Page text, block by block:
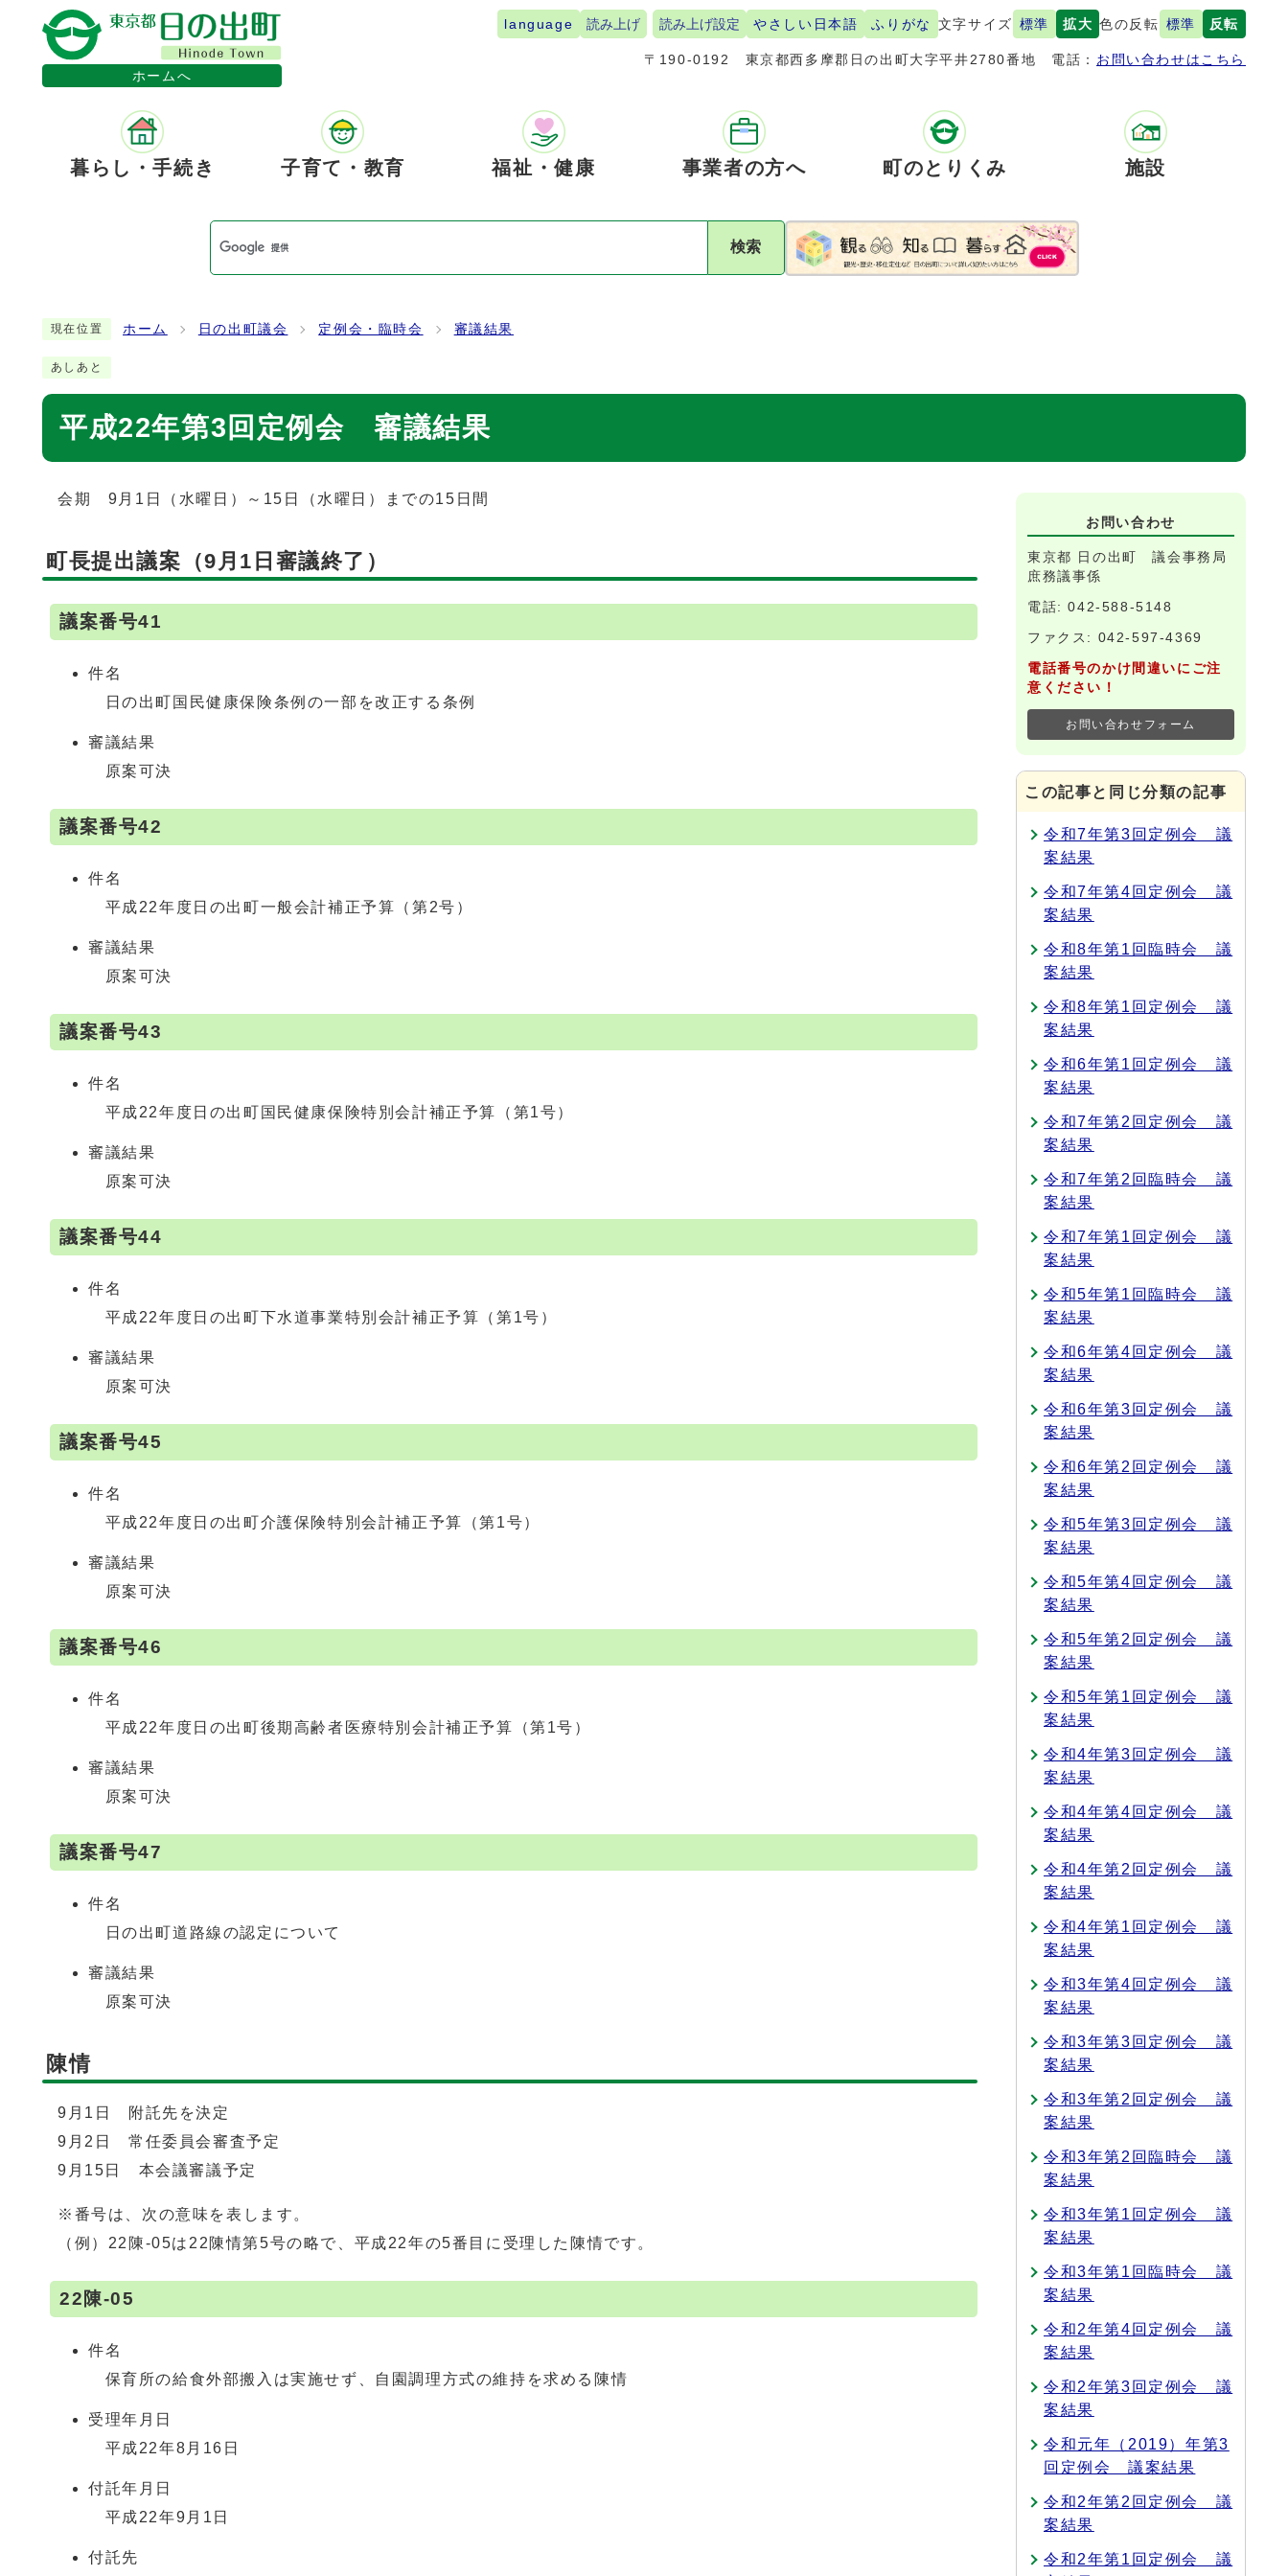
ホームへ
language 読み上げ 読み上げ設定 やさしい日本語 ふりがな 文字サイズ 標準 拡大 色の反転 標準 反転
〒190-0192 東京都西多摩郡日の出町大字平井2780番地 電話： お問い合わせはこちら
暮らし・手続き 子育て・教育 福祉・健康 事業者の方へ 町のとりくみ 施設
検索
現在位置 ホーム 日の出町議会 定例会・臨時会 審議結果
あしあと
平成22年第3回定例会 審議結果
会期 9月1日（水曜日）～15日（水曜日）までの15日間
町長提出議案（9月1日審議終了）
議案番号41
件名
日の出町国民健康保険条例の一部を改正する条例
審議結果
原案可決
議案番号42
件名
平成22年度日の出町一般会計補正予算（第2号）
審議結果
原案可決
議案番号43
件名
平成22年度日の出町国民健康保険特別会計補正予算（第1号）
審議結果
原案可決
議案番号44
件名
平成22年度日の出町下水道事業特別会計補正予算（第1号）
審議結果
原案可決
議案番号45
件名
平成22年度日の出町介護保険特別会計補正予算（第1号）
審議結果
原案可決
議案番号46
件名
平成22年度日の出町後期高齢者医療特別会計補正予算（第1号）
審議結果
原案可決
議案番号47
件名
日の出町道路線の認定について
審議結果
原案可決
陳情
9月1日 附託先を決定
9月2日 常任委員会審査予定
9月15日 本会議審議予定
※番号は、次の意味を表します。
（例）22陳-05は22陳情第5号の略で、平成22年の5番目に受理した陳情です。
22陳-05
件名
保育所の給食外部搬入は実施せず、自園調理方式の維持を求める陳情
受理年月日
平成22年8月16日
付託年月日
平成22年9月1日
付託先
お問い合わせ
東京都 日の出町 議会事務局
庶務議事係
電話: 042-588-5148
ファクス: 042-597-4369
電話番号のかけ間違いにご注
意ください！
お問い合わせフォーム
この記事と同じ分類の記事
令和7年第3回定例会 議
案結果
令和7年第4回定例会 議
案結果
令和8年第1回臨時会 議
案結果
令和8年第1回定例会 議
案結果
令和6年第1回定例会 議
案結果
令和7年第2回定例会 議
案結果
令和7年第2回臨時会 議
案結果
令和7年第1回定例会 議
案結果
令和5年第1回臨時会 議
案結果
令和6年第4回定例会 議
案結果
令和6年第3回定例会 議
案結果
令和6年第2回定例会 議
案結果
令和5年第3回定例会 議
案結果
令和5年第4回定例会 議
案結果
令和5年第2回定例会 議
案結果
令和5年第1回定例会 議
案結果
令和4年第3回定例会 議
案結果
令和4年第4回定例会 議
案結果
令和4年第2回定例会 議
案結果
令和4年第1回定例会 議
案結果
令和3年第4回定例会 議
案結果
令和3年第3回定例会 議
案結果
令和3年第2回定例会 議
案結果
令和3年第2回臨時会 議
案結果
令和3年第1回定例会 議
案結果
令和3年第1回臨時会 議
案結果
令和2年第4回定例会 議
案結果
令和2年第3回定例会 議
案結果
令和元年（2019）年第3
回定例会 議案結果
令和2年第2回定例会 議
案結果
令和2年第1回定例会 議